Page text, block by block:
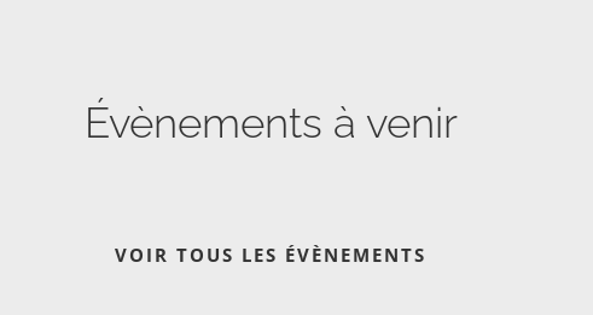
Évènements à venir
VOIR TOUS LES ÉVÈNEMENTS